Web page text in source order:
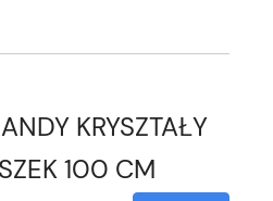
KRYSZTAŁY
100 CM